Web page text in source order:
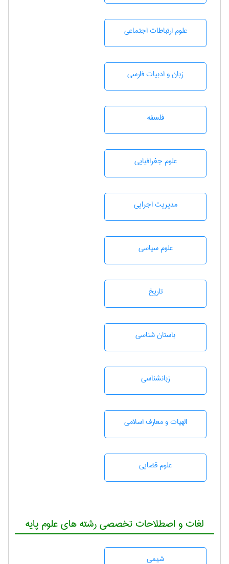
علوم ارتباطات اجتماعی
زبان و ادبيات فارسی
فلسفه
علوم جغرافيايی
مديريت اجرايی
علوم سياسی
تاريخ
باستان شناسی
زبانشناسی
الهیات و معارف اسلامی
علوم قضایی
لغات و اصطلاحات تخصصی رشته های علوم پایه
شيمی